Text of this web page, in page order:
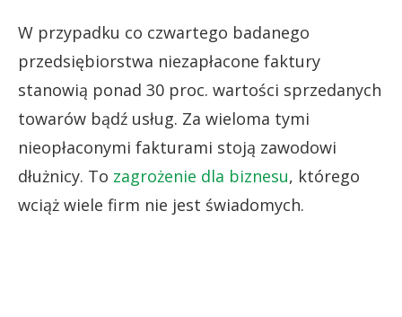
W przypadku co czwartego badanego
przedsiębiorstwa niezapłacone faktury
stanowią ponad 30 proc. wartości sprzedanych
towarów bądź usług. Za wieloma tymi
nieopłaconymi fakturami stoją zawodowi
dłużnicy. To zagrożenie dla biznesu, którego
wciąż wiele firm nie jest świadomych.